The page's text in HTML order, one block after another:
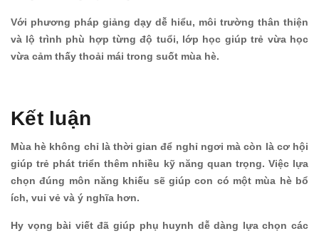
Với phương pháp giảng dạy dễ hiểu, môi trường thân thiện
và lộ trình phù hợp từng độ tuổi, lớp học giúp trẻ vừa học
vừa cảm thấy thoải mái trong suốt mùa hè.
Kết luận
Mùa hè không chỉ là thời gian để nghỉ ngơi mà còn là cơ hội
giúp trẻ phát triển thêm nhiều kỹ năng quan trọng. Việc lựa
chọn đúng môn năng khiếu sẽ giúp con có một mùa hè bổ
ích, vui vẻ và ý nghĩa hơn.
Hy vọng bài viết đã giúp phụ huynh dễ dàng lựa chọn các